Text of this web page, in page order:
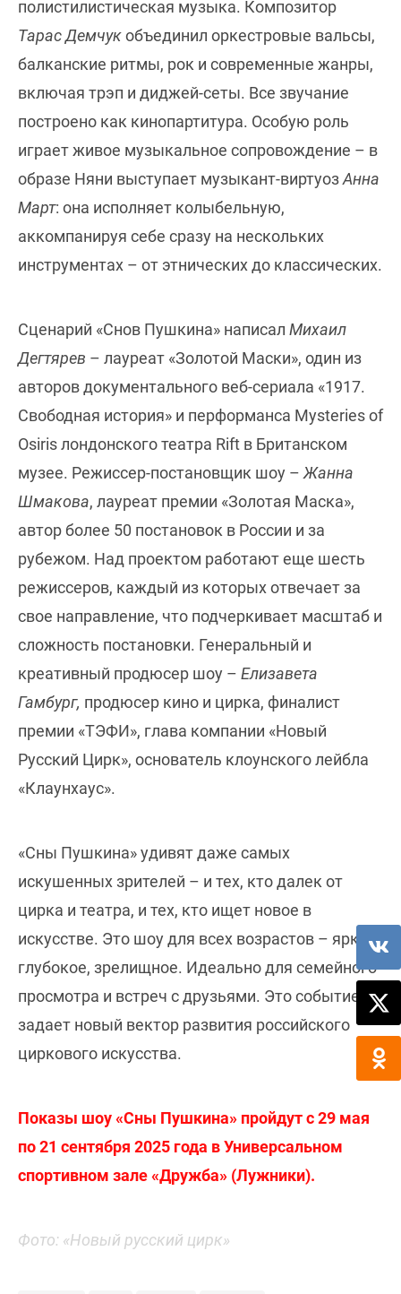
полистилистическая музыка. Композитор
Тарас Демчукобъединил оркестровые вальсы,
балканские ритмы, рок и современные жанры,
включая трэп и диджей-сеты. Все звучание
построено как кинопартитура. Особую роль
играет живое музыкальное сопровождение – в
образе Няни выступает музыкант-виртуозАнна
Март: она исполняет колыбельную,
аккомпанируя себе сразу на нескольких
инструментах – от этнических до классических.
Сценарий «Снов Пушкина» написал Михаил
Дегтярев – лауреат «Золотой Маски», один из
авторов документального веб-сериала «1917.
Свободная история» и перформанса Mysteries of
Osiris лондонского театра Rift в Британском
музее. Режиссер-постановщик шоу – Жанна
Шмакова, лауреат премии «Золотая Маска»,
автор более 50 постановок в России и за
рубежом. Над проектом работают еще шесть
режиссеров, каждый из которых отвечает за
свое направление, что подчеркивает масштаб и
сложность постановки. Генеральный и
креативный продюсер шоу – Елизавета
Гамбург, продюсер кино и цирка, финалист
премии «ТЭФИ», глава компании «Новый
Русский Цирк», основатель клоунского лейбла
«Клаунхаус».
«Сны Пушкина» удивят даже самых
искушенных зрителей – и тех, кто далек от
цирка и театра, и тех, кто ищет новое в
искусстве. Это шоу для всех возрастов – яркое,
глубокое, зрелищное. Идеально для семейного
просмотра и встреч с друзьями. Это событие
задает новый вектор развития российского
циркового искусства.
Показы шоу «Сны Пушкина» пройдут с 29 мая
по 21 сентября 2025 года в Универсальном
спортивном зале «Дружба» (Лужники).
Фото: «Новый русский цирк»